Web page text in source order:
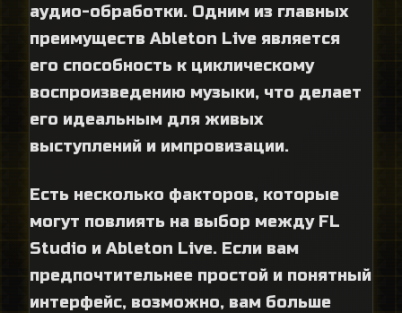
аудио-обработки. Одним из главных
преимуществ Ableton Live является
его способность к циклическому
воспроизведению музыки, что делает
его идеальным для живых
выступлений и импровизации.
Есть несколько факторов, которые
могут повлиять на выбор между FL
Studio и Ableton Live. Если вам
предпочтительнее простой и понятный
интерфейс, возможно, вам больше